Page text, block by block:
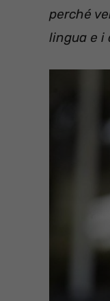
perché
lingua e i